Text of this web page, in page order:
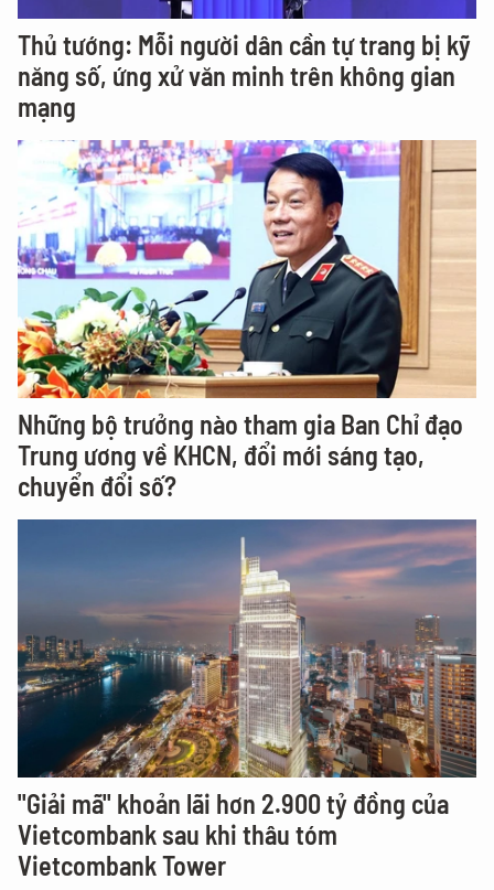
Thủ tướng: Mỗi người dân cần tự trang bị kỹ
năng số, ứng xử văn minh trên không gian
mạng
Những bộ trưởng nào tham gia Ban Chỉ đạo
Trung ương về KHCN, đổi mới sáng tạo,
chuyển đổi số?
"Giải mã" khoản lãi hơn 2.900 tỷ đồng của
Vietcombank sau khi thâu tóm
Vietcombank Tower